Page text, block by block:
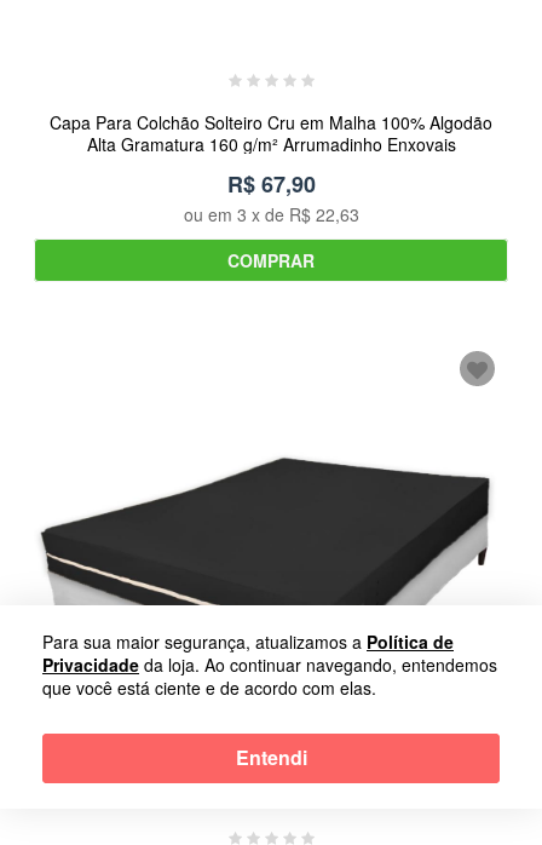
Capa Para Colchão Solteiro Cru em Malha 100% Algodão
Alta Gramatura 160 g/m² Arrumadinho Enxovais
R$ 67,90
ou em 3 x de R$ 22,63
COMPRAR
Para sua maior segurança, atualizamos a Política de
Privacidade da loja. Ao continuar navegando, entendemos
que você está ciente e de acordo com elas.
Entendi